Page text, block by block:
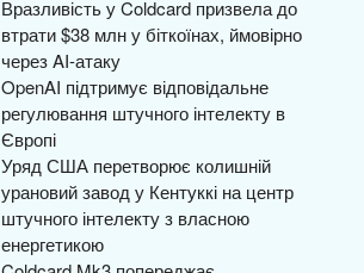
Вразливість у Coldcard призвела до
втрати $38 млн у біткоїнах, ймовірно
через AI-атаку
OpenAI підтримує відповідальне
регулювання штучного інтелекту в
Європі
Уряд США перетворює колишній
урановий завод у Кентуккі на центр
штучного інтелекту з власною
енергетикою